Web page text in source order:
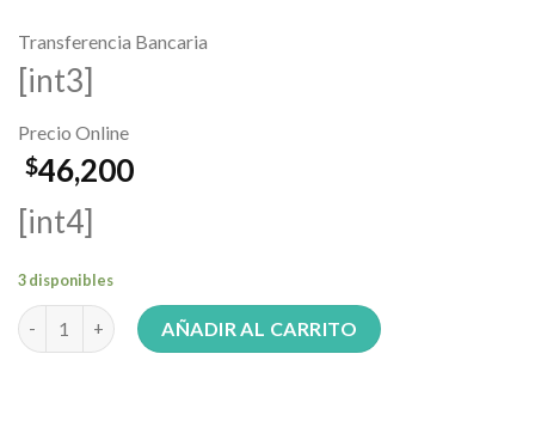
Transferencia Bancaria
[int3]
Precio Online
$46,200
[int4]
3 disponibles
Vaporizador/ Humidificador Maverick vp-3 cantidad
AÑADIR AL CARRITO